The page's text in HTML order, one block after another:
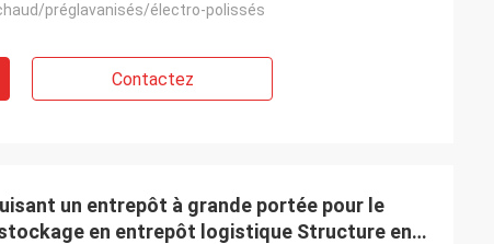
préglavanisés/électro-polissés
Contactez
un entrepôt à grande portée pour le
en entrepôt logistique Structure en